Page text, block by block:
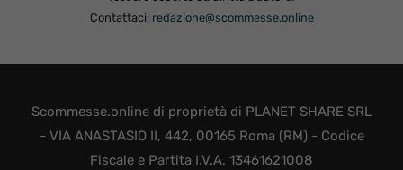
Contattaci: redazione@scommesse.online
Scommesse.online di proprietà di PLANET SHARE SRL
- VIA ANASTASIO II, 442, 00165 Roma (RM) - Codice
Fiscale e Partita I.V.A. 13461621008